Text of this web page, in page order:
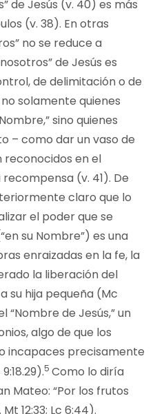
de Jesús (v. 40) es más
(v. 38). En otras
no se reduce a
de Jesús es
de delimitación o de
solamente quienes
sino quienes
– como dar un vaso de
reconocidos en el
(v. 41). De
claro que lo
el poder que se
su Nombre”) es una
enraizadas en la fe, la
la liberación del
su hija pequeña (Mc
“Nombre de Jesús,” un
algo de que los
incapaces precisamente
5 Como lo diría
Mateo: “Por los frutos
12:33; Lc 6:44).